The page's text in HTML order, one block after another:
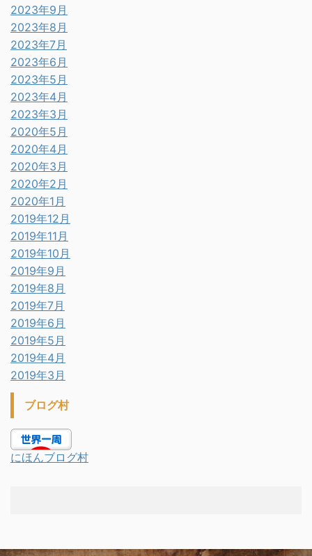
2023年9月
2023年8月
2023年7月
2023年6月
2023年5月
2023年4月
2023年3月
2020年5月
2020年4月
2020年3月
2020年2月
2020年1月
2019年12月
2019年11月
2019年10月
2019年9月
2019年8月
2019年7月
2019年6月
2019年5月
2019年4月
2019年3月
ブログ村
にほんブログ村